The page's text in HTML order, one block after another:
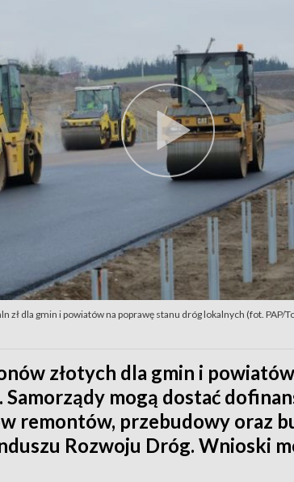
zł dla gmin i powiatów na poprawę stanu dróg lokalnych (fot. PAP/
złotych dla gmin i
mogą dostać
remontów, przebudowy oraz
Rozwoju Dróg. Wnioski